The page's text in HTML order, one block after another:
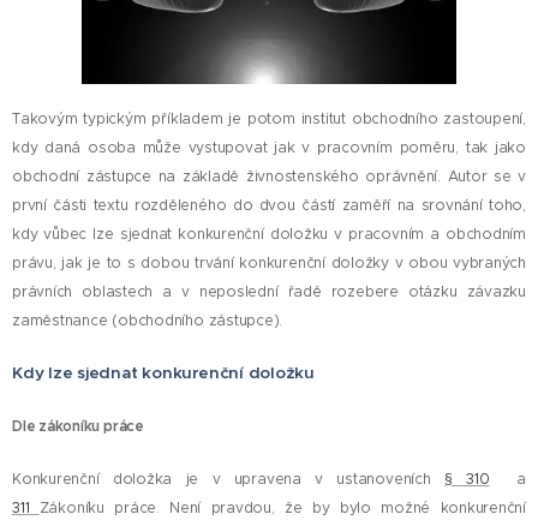
Takovým typickým příkladem je potom institut obchodního zastoupení,
kdy daná osoba může vystupovat jak v pracovním poměru, tak jako
obchodní zástupce na základě živnostenského oprávnění. Autor se v
první části textu rozděleného do dvou částí zaměří na srovnání toho,
kdy vůbec lze sjednat konkurenční doložku v pracovním a obchodním
právu, jak je to s dobou trvání konkurenční doložky v obou vybraných
právních oblastech a v neposlední řadě rozebere otázku závazku
zaměstnance (obchodního zástupce).
Kdy lze sjednat konkurenční doložku
Dle zákoníku práce
Konkurenční doložka je v upravena v ustanoveních§ 310 a
311 Zákoníku práce. Není pravdou, že by bylo možné konkurenční